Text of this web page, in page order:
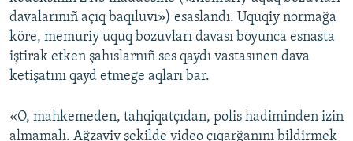
davalarınıñ açıq baqıluvı») esaslandı. Uquqiy normağa
köre, memuriy uquq bozuvları davası boyunca esnasta
iştirak etken şahıslarnıñ ses qaydı vastasınen dava
ketişatını qayd etmege aqları bar.
«O, mahkemeden, tahqiqatçıdan, polis hadiminden izin
almamalı. Ağzaviy şekilde video çıqarğanını bildirmek